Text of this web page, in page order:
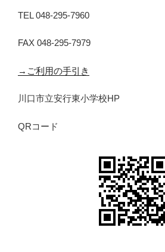
TEL 048-295-7960
FAX 048-295-7979
→ご利用の手引き
川口市立安行東小学校HP
QRコード